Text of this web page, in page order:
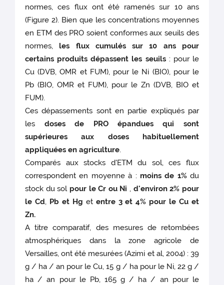
normes, ces flux ont été ramenés sur 10 ans
(Figure 2). Bien que les concentrations moyennes
en ETM des PRO soient conformes aux seuils des
normes, les flux cumulés sur 10 ans pour
certains produits dépassent les seuils : pour le
Cu (DVB, OMR et FUM), pour le Ni (BIO), pour le
Pb (BIO, OMR et FUM), pour le Zn (DVB, BIO et
FUM).
Ces dépassements sont en partie expliqués par
les doses de PRO épandues qui sont
supérieures aux doses habituellement
appliquées en agriculture.
Comparés aux stocks d'ETM du sol, ces flux
correspondent en moyenne à : moins de 1% du
stock du sol pour le Cr ou Ni , d'environ 2% pour
le Cd, Pb et Hg et entre 3 et 4% pour le Cu et
Zn.
A titre comparatif, des mesures de retombées
atmosphériques dans la zone agricole de
Versailles, ont été mesurées (Azimi et al, 2004) : 39
g / ha / an pour le Cu, 15 g / ha pour le Ni, 22 g /
ha / an pour le Pb, 165 g / ha / an pour le